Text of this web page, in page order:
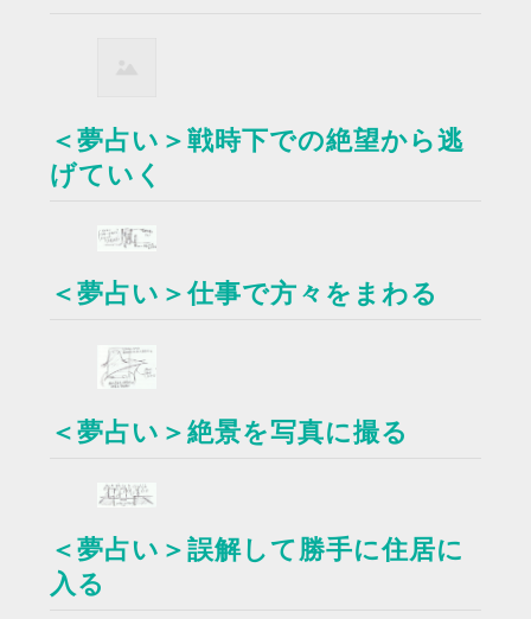
＜夢占い＞戦時下での絶望から逃
げていく
＜夢占い＞仕事で方々をまわる
＜夢占い＞絶景を写真に撮る
＜夢占い＞誤解して勝手に住居に
入る